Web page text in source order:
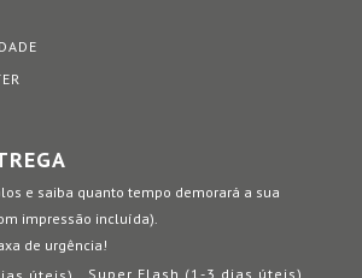
e saiba quanto tempo demorará a sua
impressão incluída).
de urgência!
Super Flash (1-3 dias úteis)